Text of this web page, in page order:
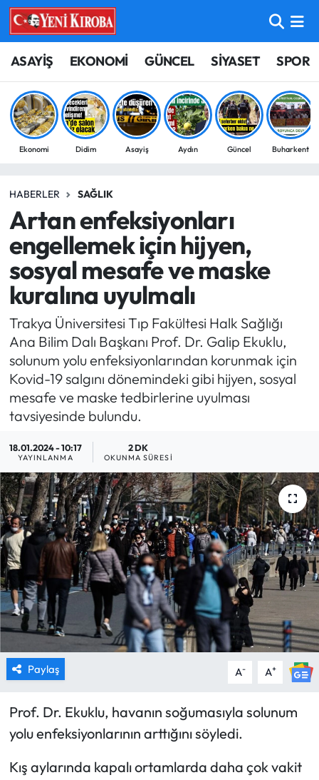
ASAYİŞ EKONOMİ GÜNCEL SİYASET SPOR
Ekonomi Didim Asayiş Aydın Güncel Buharkent
HABERLER SAĞLIK
Artan enfeksiyonları
engellemek için hijyen,
sosyal mesafe ve maske
kuralına uyulmalı
Trakya Üniversitesi Tıp Fakültesi Halk Sağlığı
Ana Bilim Dalı Başkanı Prof. Dr. Galip Ekuklu,
solunum yolu enfeksiyonlarından korunmak için
Kovid-19 salgını dönemindeki gibi hijyen, sosyal
mesafe ve maske tedbirlerine uyulması
tavsiyesinde bulundu.
18.01.2024 - 10:17
YAYINLANMA
2 DK
OKUNMA SÜRESI
Paylaş A- A+
Prof. Dr. Ekuklu, havanın soğumasıyla solunum
yolu enfeksiyonlarının arttığını söyledi.
Kış aylarında kapalı ortamlarda daha çok vakit
ASAYİŞ
BİLİM-TEKNOLOJİ
ÇEVRE
EĞİTİM
EKONOMİ
GÜNCEL
GÜNDEM
MAGAZİN
SAĞLIK
SİYASET
SPOR
TARIM
TURİZM
YAŞAM
RESMİ İLANLAR
HABER İLAN
Aydın Nöbetçi Eczaneler
Aydın Hava Durumu
Aydin Namaz Vakitleri
Süper Lig Puan Durumu ve Fikstür
Tüm Manşetler
Son Dakika Haberleri
Haber Arşivi